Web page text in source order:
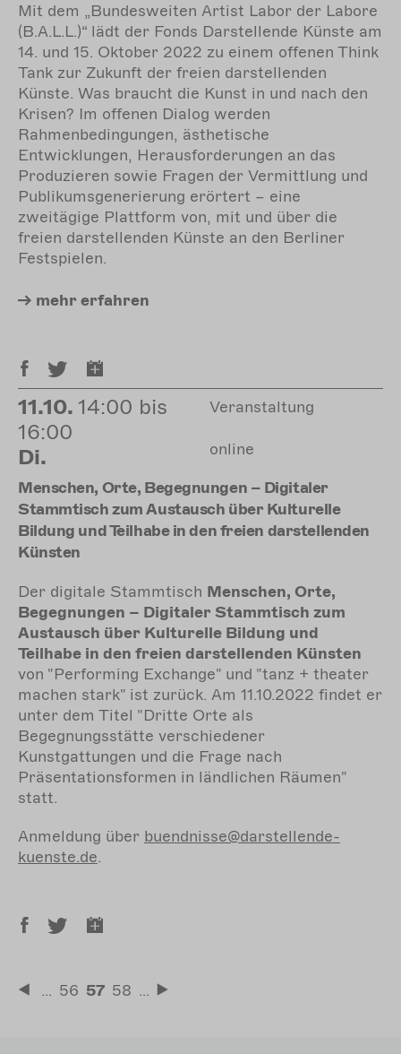
Mit dem „Bundesweiten Artist Labor der Labore
(B.A.L.L.)“ lädt der Fonds Darstellende Künste am
14. und 15. Oktober 2022 zu einem offenen Think
Tank zur Zukunft der freien darstellenden
Künste. Was braucht die Kunst in und nach den
Krisen? Im offenen Dialog werden
Rahmenbedingungen, ästhetische
Entwicklungen, Herausforderungen an das
Produzieren sowie Fragen der Vermittlung und
Publikumsgenerierung erörtert – eine
zweitägige Plattform von, mit und über die
freien darstellenden Künste an den Berliner
Festspielen.
mehr erfahren
11.10. 14:00 bis
16:00
Di.
Veranstaltung
online
Menschen, Orte, Begegnungen – Digitaler
Stammtisch zum Austausch über Kulturelle
Bildung und Teilhabe in den freien darstellenden
Künsten
Der digitale Stammtisch Menschen, Orte,
Begegnungen – Digitaler Stammtisch zum
Austausch über Kulturelle Bildung und
Teilhabe in den freien darstellenden Künsten
von "Performing Exchange" und "tanz + theater
machen stark" ist zurück. Am 11.10.2022 findet er
unter dem Titel "Dritte Orte als
Begegnungsstätte verschiedener
Kunstgattungen und die Frage nach
Präsentationsformen in ländlichen Räumen"
statt.
Anmeldung über buendnisse@darstellende-
kuenste.de.
Seitennummerierung
… Seite
56 Aktuelle
57 Seite
58 …